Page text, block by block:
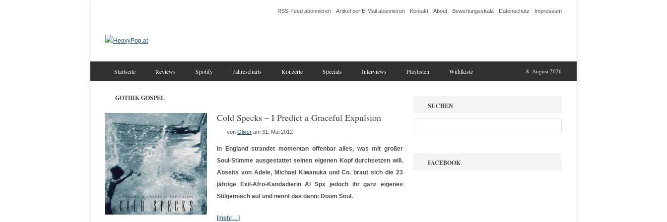
RSS-Feed abonnieren Artikel per E-Mail abonnieren Kontakt About Bewertungsskala Datenschutz Impressum
8. August 2026
Startseite Reviews Spotify Jahrescharts Konzerte Specials Interviews Playlisten Wühlkiste
GOTHIK GOSPEL
Cold Specks – I Predict a Graceful Expulsion
von Oliver am 31. Mai 2012
In England strandet momentan offenbar alles, was mit großer
Soul-Stimme ausgestattet seinen eigenen Kopf durchsetzen will.
Abseits von Adele, Michael Kiwanuka und Co. braut sich die 23
jährige Exil-Afro-Kandadierin Al Spx jedoch ihr ganz eigenes
Stilgemisch auf und nennt das dann: Doom Soul.
[mehr…]
SUCHEN
FACEBOOK